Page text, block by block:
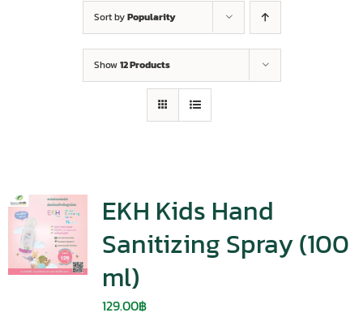
Sort byPopularity
Show12 Products
EKH Kids Hand
Sanitizing Spray (100
ml)
129.00฿